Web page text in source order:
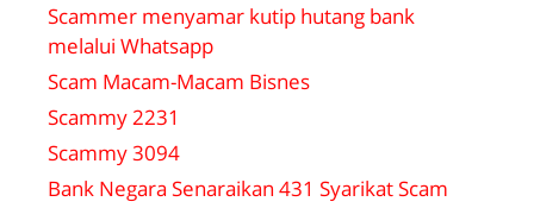
Scammer menyamar kutip hutang bank
melalui Whatsapp
Scam Macam-Macam Bisnes
Scammy 2231
Scammy 3094
Bank Negara Senaraikan 431 Syarikat Scam